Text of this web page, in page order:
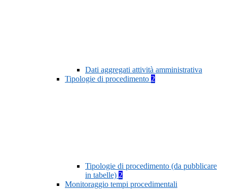
Dati aggregati attività amministrativa
Tipologie di procedimento 2
Tipologie di procedimento (da pubblicare
in tabelle) 2
Monitoraggio tempi procedimentali